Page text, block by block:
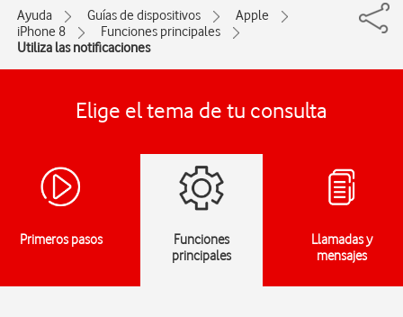
Ayuda Guías de dispositivos
Apple
iPhone 8
Funciones principales
Utiliza las notificaciones
Elige el tema de tu consulta
Primeros pasos
Funciones
principales
Llamadas y
mensajes